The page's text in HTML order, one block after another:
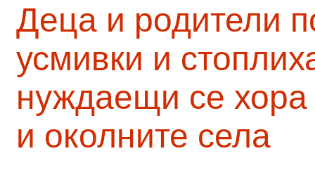
Деца и родители
усмивки и
нуждаещи се
и околните села